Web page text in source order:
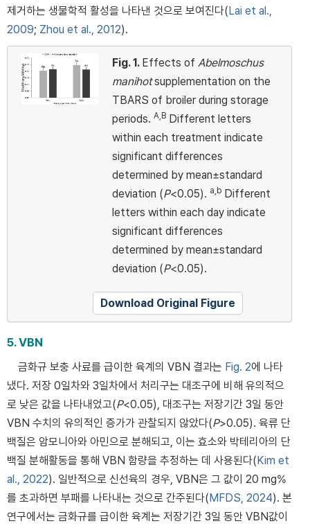
제거하는 생물학적 활성을 나타낸 것으로 보여진다(Lai et al.,
2009; Zhou et al., 2012).
Fig. 1. Effects of Abelmoschus
manihotsupplementation on the
TBARS of broiler during storage
periods. A,B Different letters
within each treatment indicate
significant differences
determined by mean±standard
deviation (P<0.05). a,b Different
letters within each day indicate
significant differences
determined by mean±standard
deviation (P<0.05).
Download Original Figure
5. VBN
금화규 보충 사료를 급이한 육계의 VBN 결과는 Fig. 2에 나타
냈다. 저장 0일차와 3일차에서 처리구는 대조구에 비해 유의적으
로 낮은 값을 나타내었고(P<0.05), 대조구는 저장기간 3일 동안
VBN 수치의 유의적인 증가가 관찰되지 않았다(P>0.05). 육류 단
백질은 암모니아와 아민으로 분해되고, 이는 효소와 박테리아의 단
백질 분해활동을 통해 VBN 함량을 추정하는 데 사용된다(Kim et
al., 2022). 일반적으로 신선육의 경우, VBN은 그 값이 20 mg%
를 초과하면 부패를 나타내는 것으로 간주된다(MFDS, 2024). 본
연구에서는 금화규를 급이한 육계는 저장기간 3일 동안 VBN값이